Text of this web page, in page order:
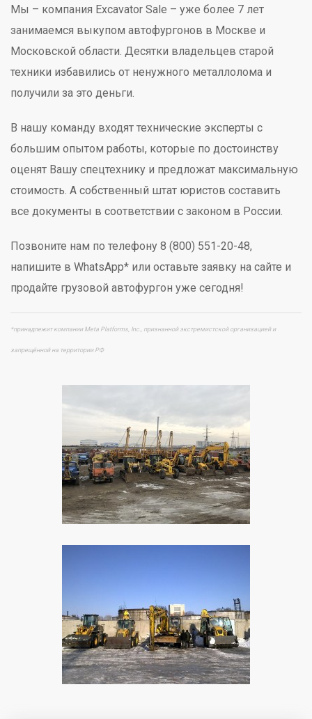
Мы – компания Excavator Sale – уже более 7 лет
занимаемся выкупом автофургонов в Москве и
Московской области. Десятки владельцев старой
техники избавились от ненужного металлолома и
получили за это деньги.
В нашу команду входят технические эксперты с
большим опытом работы, которые по достоинству
оценят Вашу спецтехнику и предложат максимальную
стоимость. А собственный штат юристов составить
все документы в соответствии с законом в России.
Позвоните нам по телефону 8 (800) 551-20-48,
напишите в WhatsApp* или оставьте заявку на сайте и
продайте грузовой автофургон уже сегодня!
*принадлежит компании Meta Platforms, Inc., признанной экстремистской организацией и
запрещённой на территории РФ